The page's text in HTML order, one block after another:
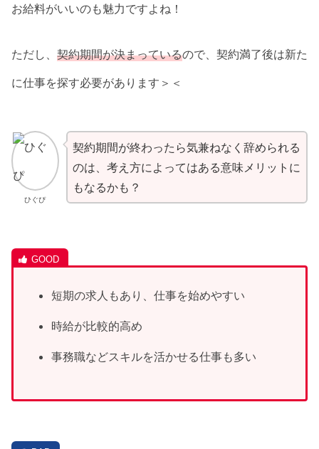
お給料がいいのも魅力ですよね！
ただし、 契約期間が決まっているので、契約満了後は新た
に仕事を探す必要があります＞＜
ひぐぴ
契約期間が終わったら気兼ねなく辞められる
のは、考え方によってはある意味メリットに
もなるかも？
短期の求人もあり、仕事を始めやすい
時給が比較的高め
事務職などスキルを活かせる仕事も多い